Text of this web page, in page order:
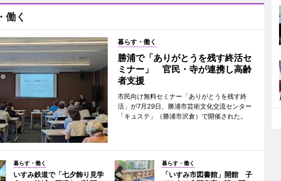
働く
暮らす・働く
勝浦で「ありがとうを残す終活セ
ミナー」 官民・寺が連携し高齢
者支援
市民向け無料セミナー「ありがとうを残す終
活」が7月29日、勝浦市芸術文化交流センター
「キュステ」（勝浦市沢倉）で開催された。
暮らす・働く
いすみ鉄道で「七夕飾り見学
暮らす・働く
「いすみ市図書館」開館 子